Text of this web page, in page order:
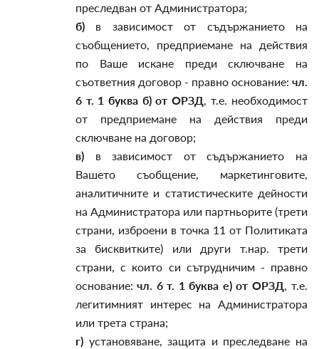
преследван от Администратора;
б) в зависимост от съдържанието на
съобщението, предприемане на действия
по Ваше искане преди сключване на
съответния договор - правно основание: чл.
6 т. 1 буква б) от ОРЗД, т.е. необходимост
от предприемане на действия преди
сключване на договор;
в) в зависимост от съдържанието на
Вашето съобщение, маркетинговите,
аналитичните и статистическите дейности
на Администратора или партньорите (трети
страни, изброени в точка 11 от Политиката
за бисквитките) или други т.нар. трети
страни, с които си сътрудничим - правно
основание: чл. 6 т. 1 буква е) от ОРЗД, т.е.
легитимният интерес на Администратора
или трета страна;
г) установяване, защита и преследване на